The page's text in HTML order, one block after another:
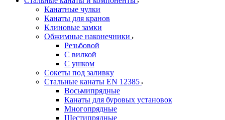
Канатные чулки
Канаты для кранов
Клиновые замки
Обжимные наконечники
Резьбовой
С вилкой
С ушком
Сокеты под заливку
Стальные канаты EN 12385
Восьмипрядные
Канаты для буровых установок
Многопрядные
Шестипрядные